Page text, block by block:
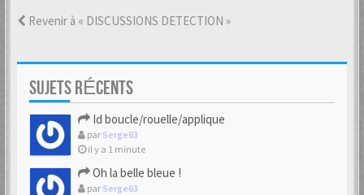
Revenir à « DISCUSSIONS DETECTION »
SUJETS RÉCENTS
Id boucle/rouelle/applique
par Serge63
il y a 1 minute
Oh la belle bleue !
par Serge63